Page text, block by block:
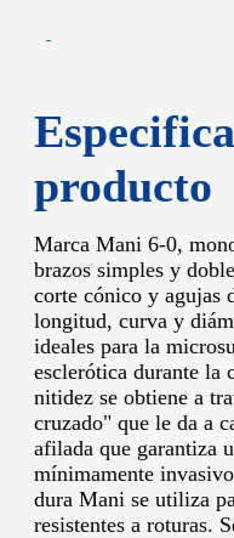
producto
Marca Mani 6-0,
brazos simples y
corte cónico y agujas
longitud, curva y
ideales para la
esclerótica durante la
nitidez se obtiene a
cruzado" que le da a
afilada que garantiza
mínimamente
dura Mani se utiliza
resistentes a roturas.